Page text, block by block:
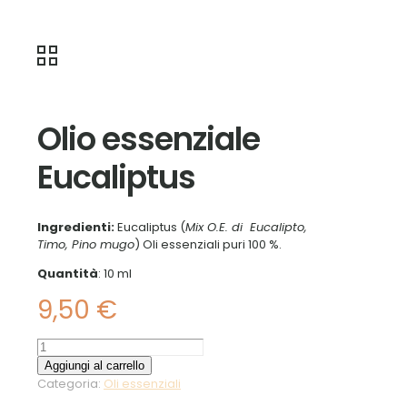
Olio essenziale
Eucaliptus
Ingredienti:Eucaliptus (Mix O.E. di Eucalipto,
Timo, Pino mugo) Oli essenziali puri 100 %.
Quantità: 10 ml
9,50 €
Olio
essenziale
Eucaliptus
Aggiungi al carrello
Categoria: Oli essenziali